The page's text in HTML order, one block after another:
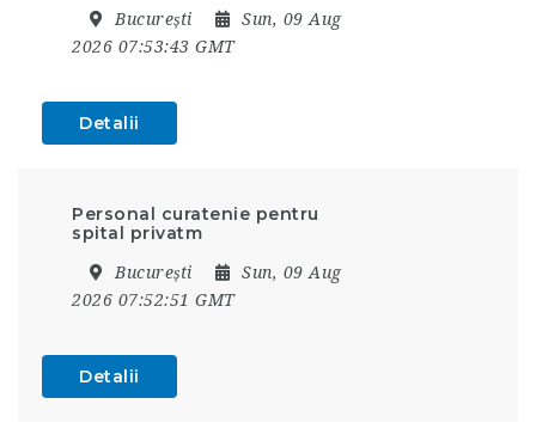
București
Sun, 09 Aug
2026 07:53:43 GMT
Detalii
Personal curatenie pentru
spital privatm
București
Sun, 09 Aug
2026 07:52:51 GMT
Detalii